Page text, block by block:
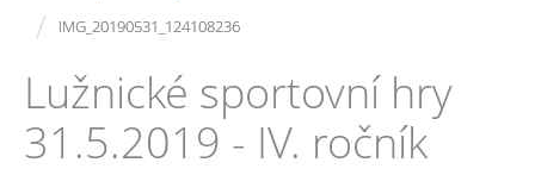
/ IMG_20190531_124108236
Lužnické sportovní hry
31.5.2019 - IV. ročník